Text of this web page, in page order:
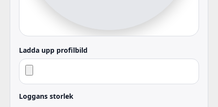
Ladda upp profilbild
Loggans storlek